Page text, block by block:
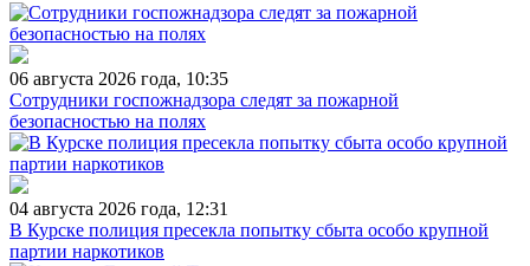
06 августа 2026 года, 10:35
Сотрудники госпожнадзора следят за пожарной
безопасностью на полях
04 августа 2026 года, 12:31
В Курске полиция пресекла попытку сбыта особо крупной
партии наркотиков